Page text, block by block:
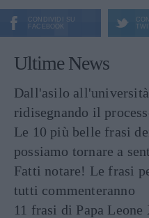
CONDIVIDI SU
FACEBOOK
Ultime News
Dall'asilo
ridisegnando il
Le 10 più belle frasi
possiamo tornare a
Fatti notare! Le frasi
tutti commenteranno
11 frasi di Papa